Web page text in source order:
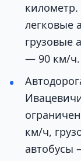
легковые
грузовые
— 90 км/ч.
км/ч,
автобусы